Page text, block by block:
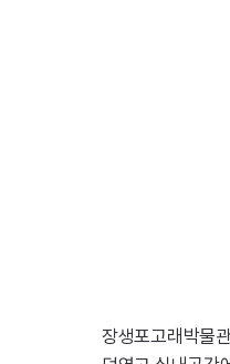
장생포고래박물